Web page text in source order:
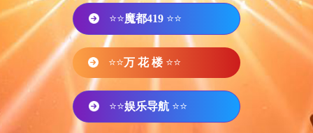
⭐⭐魔都419 ⭐⭐
⭐⭐万 花 楼 ⭐⭐
⭐⭐娱乐导航 ⭐⭐